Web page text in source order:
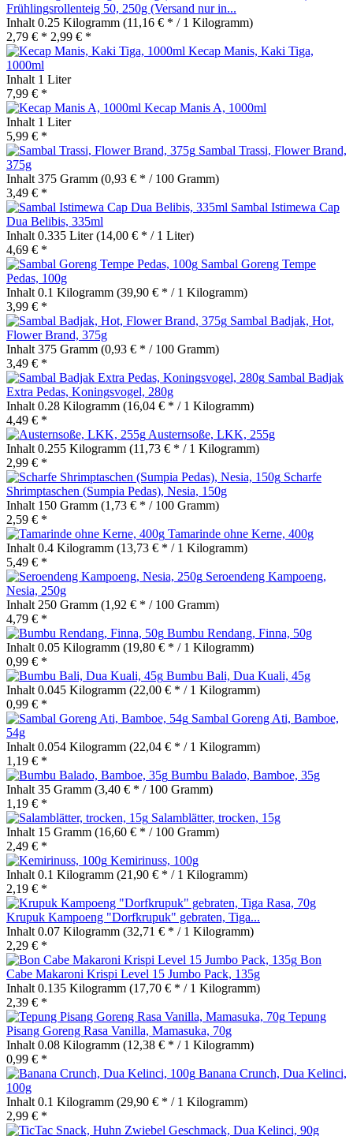
Frühlingsrollenteig 50, 250g (Versand nur in...
Inhalt 0.25 Kilogramm (11,16 € * / 1 Kilogramm)
2,79 € * 2,99 € *
Kecap Manis, Kaki Tiga,
1000ml
Inhalt 1 Liter
7,99 € *
Kecap Manis A, 1000ml
Inhalt 1 Liter
5,99 € *
Sambal Trassi, Flower Brand,
375g
Inhalt 375 Gramm (0,93 € * / 100 Gramm)
3,49 € *
Sambal Istimewa Cap
Dua Belibis, 335ml
Inhalt 0.335 Liter(14,00 € * / 1 Liter)
4,69 € *
Sambal Goreng Tempe
Pedas, 100g
Inhalt 0.1 Kilogramm (39,90 € * / 1 Kilogramm)
3,99 € *
Sambal Badjak, Hot,
Flower Brand, 375g
Inhalt 375 Gramm (0,93 € * / 100 Gramm)
3,49 € *
Sambal Badjak
Extra Pedas, Koningsvogel, 280g
Inhalt 0.28 Kilogramm (16,04 € * / 1 Kilogramm)
4,49 € *
Austernsoße, LKK, 255g
Inhalt 0.255 Kilogramm (11,73 € * / 1 Kilogramm)
2,99 € *
Scharfe
Shrimptaschen (Sumpia Pedas), Nesia, 150g
Inhalt 150 Gramm (1,73 € * / 100 Gramm)
2,59 € *
Tamarinde ohne Kerne, 400g
Inhalt 0.4 Kilogramm (13,73 € * / 1 Kilogramm)
5,49 € *
Seroendeng Kampoeng,
Nesia, 250g
Inhalt 250 Gramm (1,92 € * / 100 Gramm)
4,79 € *
Bumbu Rendang, Finna, 50g
Inhalt 0.05 Kilogramm (19,80 € * / 1 Kilogramm)
0,99 € *
Bumbu Bali, Dua Kuali, 45g
Inhalt 0.045 Kilogramm (22,00 € * / 1 Kilogramm)
0,99 € *
Sambal Goreng Ati, Bamboe,
54g
Inhalt 0.054 Kilogramm (22,04 € * / 1 Kilogramm)
1,19 € *
Bumbu Balado, Bamboe, 35g
Inhalt 35 Gramm (3,40 € * / 100 Gramm)
1,19 € *
Salamblätter, trocken, 15g
Inhalt 15 Gramm (16,60 € * / 100 Gramm)
2,49 € *
Kemirinuss, 100g
Inhalt 0.1 Kilogramm (21,90 € * / 1 Kilogramm)
2,19 € *
Krupuk Kampoeng "Dorfkrupuk" gebraten, Tiga...
Inhalt 0.07 Kilogramm (32,71 € * / 1 Kilogramm)
2,29 € *
Bon
Cabe Makaroni Krispi Level 15 Jumbo Pack, 135g
Inhalt 0.135 Kilogramm (17,70 € * / 1 Kilogramm)
2,39 € *
Tepung
Pisang Goreng Rasa Vanilla, Mamasuka, 70g
Inhalt 0.08 Kilogramm (12,38 € * / 1 Kilogramm)
0,99 € *
Banana Crunch, Dua Kelinci,
100g
Inhalt 0.1 Kilogramm (29,90 € * / 1 Kilogramm)
2,99 € *